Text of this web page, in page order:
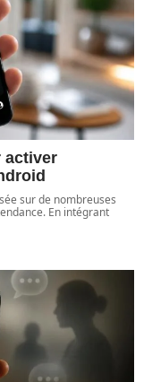
activer
sur de nombreuses
En intégrant